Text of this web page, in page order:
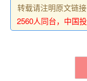
转载请注明原文链接
2560人同台，中国